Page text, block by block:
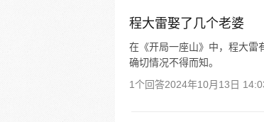
程大雷娶了几个老婆
在《开局一座山》中，程大雷
确切情况不得而知。
1个回答2024年10月13日